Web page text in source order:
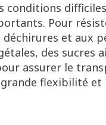
conditions
Pour
et aux
des sucres
assurer le
flexibilité